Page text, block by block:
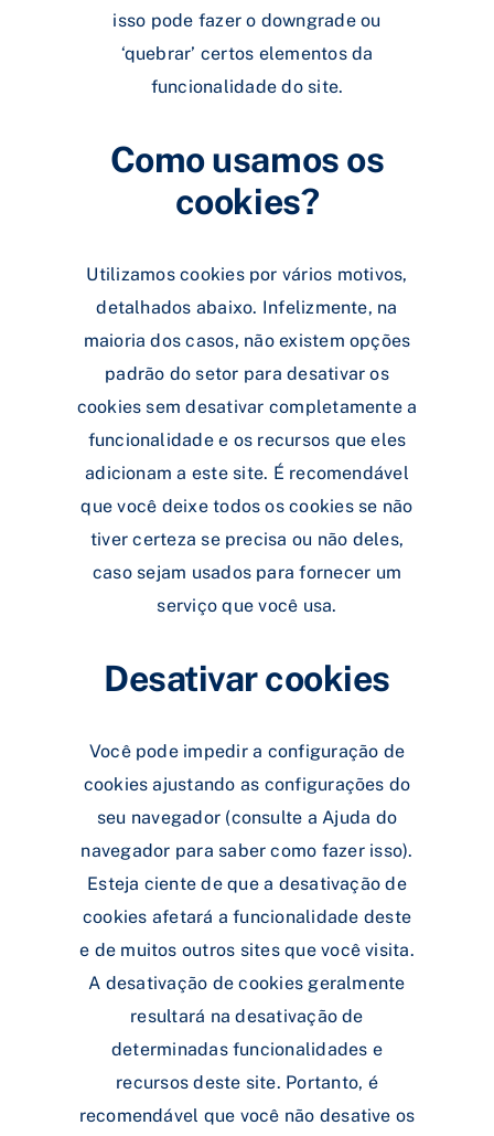
isso pode fazer o downgrade ou
‘quebrar’ certos elementos da
funcionalidade do site.
Como usamos os
cookies?
Utilizamos cookies por vários motivos,
detalhados abaixo. Infelizmente, na
maioria dos casos, não existem opções
padrão do setor para desativar os
cookies sem desativar completamente a
funcionalidade e os recursos que eles
adicionam a este site. É recomendável
que você deixe todos os cookies se não
tiver certeza se precisa ou não deles,
caso sejam usados ​​para fornecer um
serviço que você usa.
Desativar cookies
Você pode impedir a configuração de
cookies ajustando as configurações do
seu navegador (consulte a Ajuda do
navegador para saber como fazer isso).
Esteja ciente de que a desativação de
cookies afetará a funcionalidade deste
e de muitos outros sites que você visita.
A desativação de cookies geralmente
resultará na desativação de
determinadas funcionalidades e
recursos deste site. Portanto, é
recomendável que você não desative os